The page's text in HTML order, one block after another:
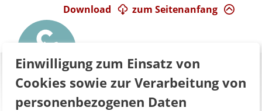
zum Seitenanfang
Download
Einwilligung zum Einsatz von
Cookies sowie zur Verarbeitung von
personenbezogenen Daten